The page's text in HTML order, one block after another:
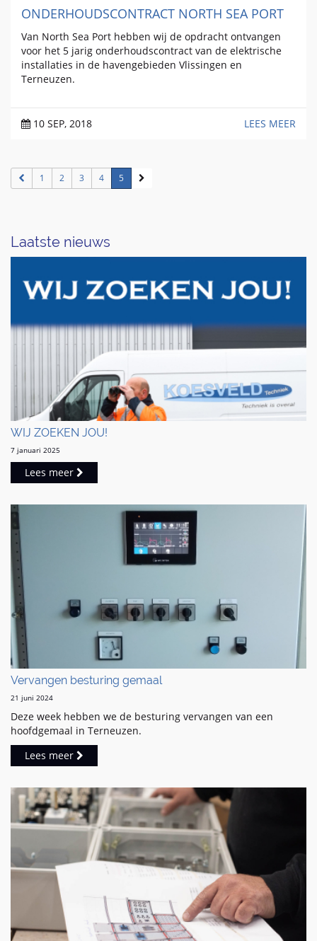
ONDERHOUDSCONTRACT NORTH SEA PORT
Van North Sea Port hebben wij de opdracht ontvangen
voor het 5 jarig onderhoudscontract van de elektrische
installaties in de havengebieden Vlissingen en
Terneuzen.
10 SEP, 2018 LEES MEER
1 2 3 4 5
Laatste nieuws
WIJ ZOEKEN JOU!
7 januari 2025
Lees meer
Vervangen besturing gemaal
21 juni 2024
Deze week hebben we de besturing vervangen van een
hoofdgemaal in Terneuzen.
Lees meer